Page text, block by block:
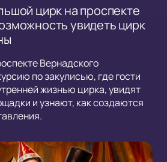
цирк на проспекте
увидеть цирк
Вернадского
по закулисью, где гости
жизнью цирка, увидят
и узнают, как создаются